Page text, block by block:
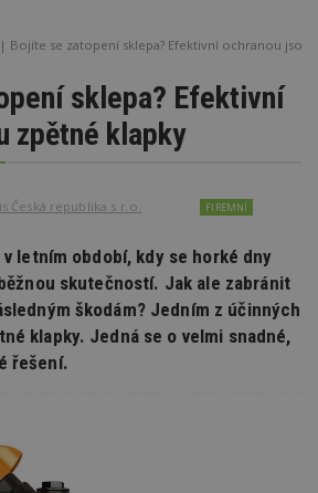
Bojíte se zatopení sklepa? Efektivní ochranou jsou
sklepa? Efektivní
zpětné klapky
Česká republika s.r.o. FIREMNÍ
letním období, kdy se horké dny
skutečností. Jak ale zabránit
škodám? Jedním z účinných
klapky. Jedná se o velmi snadné,
řešení.